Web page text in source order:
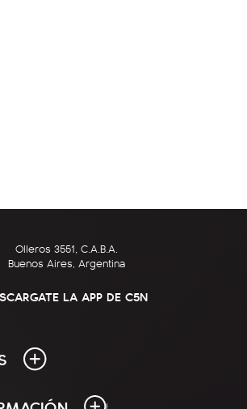
Olleros 3551, C.A.B.A.
Buenos Aires, Argentina
LA APP DE C5N